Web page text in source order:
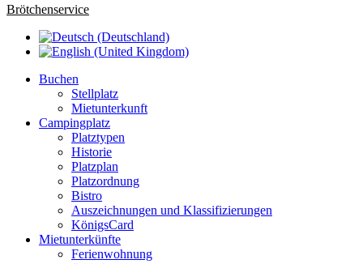
Brötchenservice
Buchen
Stellplatz
Mietunterkunft
Campingplatz
Platztypen
Historie
Platzplan
Platzordnung
Bistro
Auszeichnungen und Klassifizierungen
KönigsCard
Mietunterkünfte
Ferienwohnung